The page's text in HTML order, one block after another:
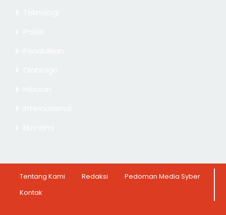
Tentang Kami Redaksi
Pedoman Media Syber
Kontak